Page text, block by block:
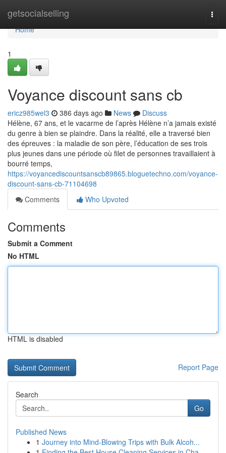
getsocialselling
Home
Home
1
Voyance discount sans cb
ericz985wel3 386 days ago News
Discuss
Hélène, 67 ans, et le vacarme de l’après Hélène n’a jamais existé
du genre à bien se plaindre. Dans la réalité, elle a traversé bien
des épreuves : la maladie de son père, l’éducation de ses trois
plus jeunes dans une période où filet de personnes travaillaient à
bourré temps,
https://voyancediscountsanscb89865.bloguetechno.com/voyance-
discount-sans-cb-71104698
Comments
Who Upvoted
Comments
Submit a Comment
No HTML
HTML is disabled
Report Page
Search
Go
Published News
1 Journey into Mind-Blowing Trips with Bulk Alcoh...